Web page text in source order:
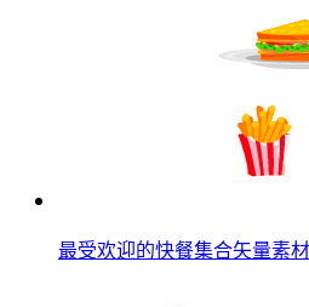
最受欢迎的快餐集合矢量素